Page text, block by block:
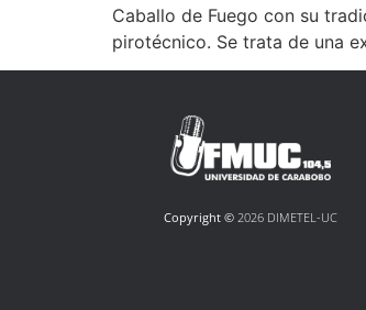
Caballo de Fuego con su
pirotécnico. Se trata de una
Copyright ©2026 DIMETEL-UC